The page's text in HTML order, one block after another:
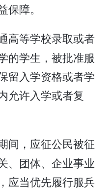
障。
高等学校录取或者
的学生，被批准服
留入学资格或者学
允许入学或者复
间，应征公民被征
、团体、企业事业
应当优先履行服兵